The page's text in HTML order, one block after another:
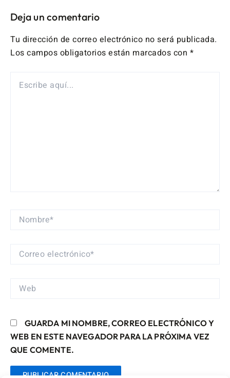
Deja un comentario
Tu dirección de correo electrónico no será publicada.
Los campos obligatorios están marcados con *
AQUÍ...
NOMBRE*
CORREO
WEB
GUARDA MI NOMBRE, CORREO ELECTRÓNICO Y
WEB EN ESTE NAVEGADOR PARA LA PRÓXIMA VEZ
QUE COMENTE.